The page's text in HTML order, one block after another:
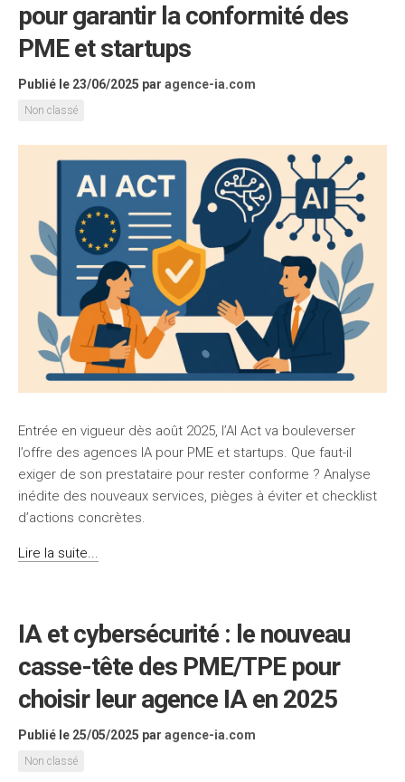
pour garantir la conformité des
PME et startups
Publié le 23/06/2025 par agence-ia.com
Non classé
Entrée en vigueur dès août 2025, l’AI Act va bouleverser
l’offre des agences IA pour PME et startups. Que faut-il
exiger de son prestataire pour rester conforme ? Analyse
inédite des nouveaux services, pièges à éviter et checklist
d’actions concrètes.
Lire la suite...
IA et cybersécurité : le nouveau
casse-tête des PME/TPE pour
choisir leur agence IA en 2025
Publié le 25/05/2025 par agence-ia.com
Non classé